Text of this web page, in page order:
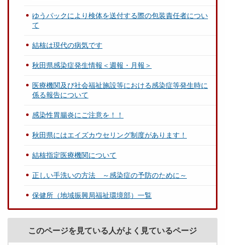
ゆうパックにより検体を送付する際の包装責任者につい
て
結核は現代の病気です
秋田県感染症発生情報＜週報・月報＞
医療機関及び社会福祉施設等における感染症等発生時に
係る報告について
感染性胃腸炎にご注意を！！
秋田県にはエイズカウセリング制度があります！
結核指定医療機関について
正しい手洗いの方法 ～感染症の予防のために～
保健所（地域振興局福祉環境部）一覧
このページを見ている人がよく見ているページ